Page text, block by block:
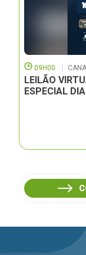
09H00
LEILÃO
ESPECIAL